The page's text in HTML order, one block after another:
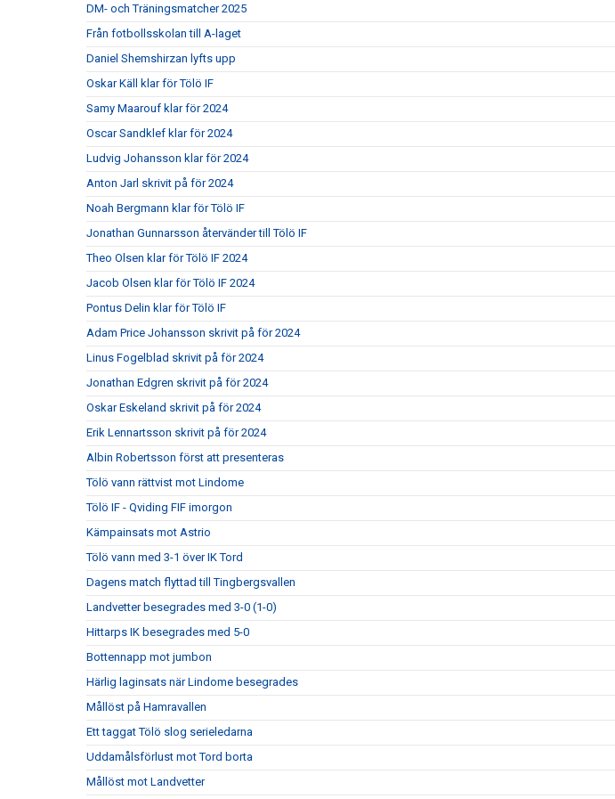
DM- och Träningsmatcher 2025
Från fotbollsskolan till A-laget
Daniel Shemshirzan lyfts upp
Oskar Käll klar för Tölö IF
Samy Maarouf klar för 2024
Oscar Sandklef klar för 2024
Ludvig Johansson klar för 2024
Anton Jarl skrivit på för 2024
Noah Bergmann klar för Tölö IF
Jonathan Gunnarsson återvänder till Tölö IF
Theo Olsen klar för Tölö IF 2024
Jacob Olsen klar för Tölö IF 2024
Pontus Delin klar för Tölö IF
Adam Price Johansson skrivit på för 2024
Linus Fogelblad skrivit på för 2024
Jonathan Edgren skrivit på för 2024
Oskar Eskeland skrivit på för 2024
Erik Lennartsson skrivit på för 2024
Albin Robertsson först att presenteras
Tölö vann rättvist mot Lindome
Tölö IF - Qviding FIF imorgon
Kämpainsats mot Astrio
Tölö vann med 3-1 över IK Tord
Dagens match flyttad till Tingbergsvallen
Landvetter besegrades med 3-0 (1-0)
Hittarps IK besegrades med 5-0
Bottennapp mot jumbon
Härlig laginsats när Lindome besegrades
Mållöst på Hamravallen
Ett taggat Tölö slog serieledarna
Uddamålsförlust mot Tord borta
Mållöst mot Landvetter